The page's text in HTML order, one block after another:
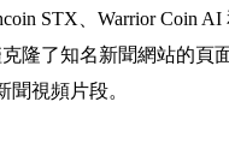
STX、Warrior Coin
隆了知名新聞網站的頁
視頻片段。